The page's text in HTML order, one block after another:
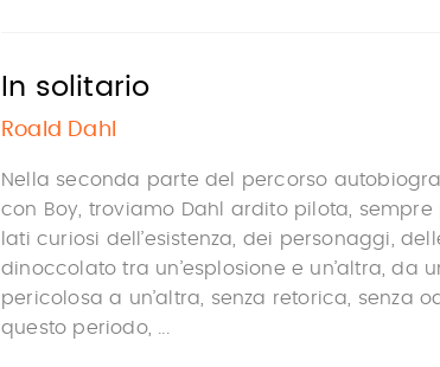
In solitario
Roald Dahl
Nella seconda parte del percorso
con Boy, troviamo Dahl ardito pilota,
lati curiosi dell’esistenza, dei personaggi,
dinoccolato tra un’esplosione e un’altra, da
pericolosa a un’altra, senza retorica, senza
questo periodo, ...